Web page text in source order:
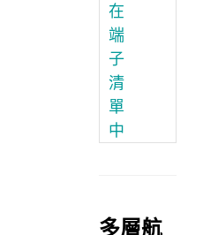
在
端
子
清
單
中
多層航